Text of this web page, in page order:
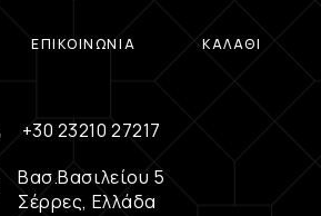
ΕΠΙΚΟΙΝΩΝΊΑ ΚΑΛΆΘΙ
+30 23210 27217
Βασ.Βασιλείου 5
Σέρρες, Ελλάδα